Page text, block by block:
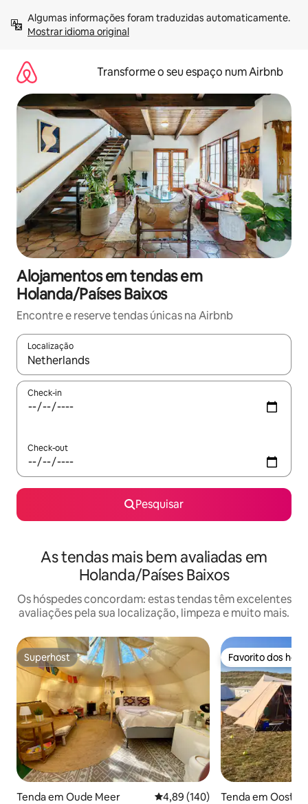
para
Mostrar idioma original
Transforme o seu espaço num Airbnb
Alojamentos em tendas em
Holanda/Países Baixos
Encontre e reserve tendas únicas na Airbnb
Localização
Quando os resultados estiverem disponíveis, navegue com
Check-in
Check-out
Pesquisar
As tendas mais bem avaliadas em
Holanda/Países Baixos
Os hóspedes concordam: estas tendas têm excelentes
avaliações pela sua localização, limpeza e muito mais.
Superhost
Superhost
Tenda em Oude Meer Classificação média de 4,89 em
4,89 (140)
Favorito dos
Favorito dos
Tenda em Oost-